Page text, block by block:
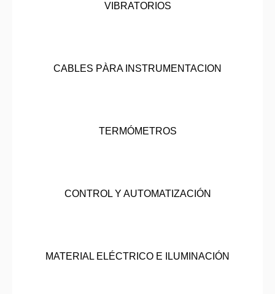
VIBRATORIOS
CABLES PÀRA INSTRUMENTACION
TERMÓMETROS
CONTROL Y AUTOMATIZACIÓN
MATERIAL ELÉCTRICO E ILUMINACIÓN